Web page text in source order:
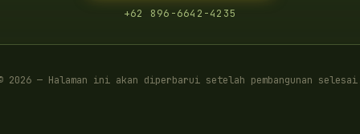
+62 896-6642-4235
2026— Halaman ini akan diperbarui setelah pembangunan